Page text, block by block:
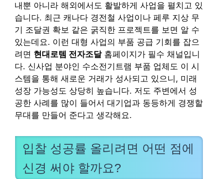
내뿐 아니라 해외에서도 활발하게 사업을 펼치고 있
습니다. 최근 캐나다 경전철 사업이나 페루 지상 무
기 조달권 확보 같은 굵직한 프로젝트를 보면 알 수
있는데요. 이런 대형 사업의 부품 공급 기회를 잡으
려면 현대로템 전자조달홈페이지가 필수 채널입니
다. 신사업 분야인 수소전기트램 부품 업체도 이 시
스템을 통해 새로운 거래가 성사되고 있으니, 미래
성장 가능성도 상당히 높습니다. 저도 주변에서 성
공한 사례를 많이 들어서 대기업과 동등하게 경쟁할
무대를 만들어 준다고 생각해요.
입찰 성공률 올리려면 어떤 점에
신경 써야 할까요?